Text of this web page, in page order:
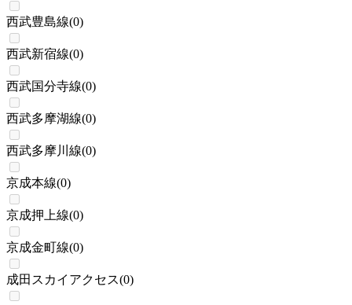
西武豊島線(0)
西武新宿線(0)
西武国分寺線(0)
西武多摩湖線(0)
西武多摩川線(0)
京成本線(0)
京成押上線(0)
京成金町線(0)
成田スカイアクセス(0)